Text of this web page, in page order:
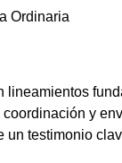
Ordinaria
lineamientos
y
un testimonio